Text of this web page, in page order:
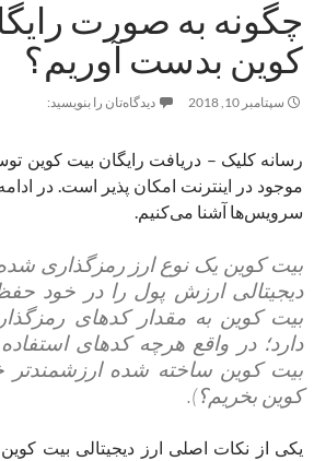
چگونه به صورت
کوین بدست آوریم؟
سپتامبر 10, 2018 دیدگاه‌تان را بنویسید:
رسانه کلیک – دریافت رایگان بیت
موجود در اینترنت امکان پذیر است. در
سرویس‌ها آشنا می‌کنیم.
بیت کوین یک نوع ارز رمزگذاری
دیجیتالی ارزش پول را در خود
بیت کوین به مقدار کدهای
دارد؛ در واقع هرچه کدهای
بیت کوین ساخته شده ارزشمندتر
کوین بخریم؟).
یکی از نکات اصلی ارز دیجیتالی بیت